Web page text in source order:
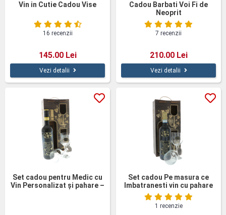
Vin in Cutie Cadou Vise
16 recenzii
145.00 Lei
Vezi detalii
Cadou Barbati Voi Fi de
Neoprit
7 recenzii
210.00 Lei
Vezi detalii
Set cadou pentru Medic cu
Vin Personalizat și pahare –
Set cadou Pe masura ce
Imbatranesti vin cu pahare
cutie lemn
1 recenzie